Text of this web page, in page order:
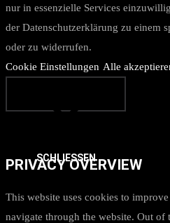
nur in essenzielle Services
der Datenschutzerklärung zu einem
oder zu widerrufen.
Cookie Einstellungen Alle
SCHLIESSEN
PRIVACY OVERVIEW
This website uses cookies to
navigate through the website. Out of